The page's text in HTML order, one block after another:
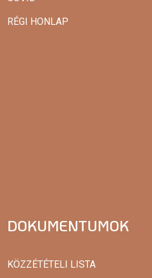
RÉGI HONLAP
DOKUMENTUMOK
KÖZZÉTÉTELI LISTA